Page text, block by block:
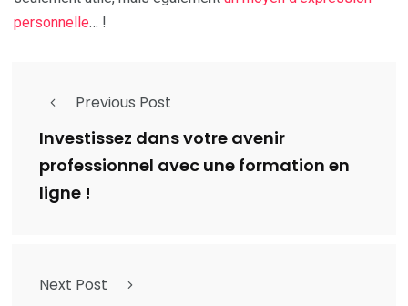
personnelle… !
Previous Post
Investissez dans votre avenir
professionnel avec une formation en
ligne !
Next Post